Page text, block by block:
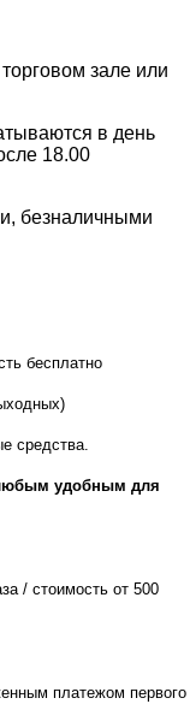
зале или
в день
18.00
безналичными
бесплатно
средства.
любым удобным для
/ стоимость от 500
платежом первого